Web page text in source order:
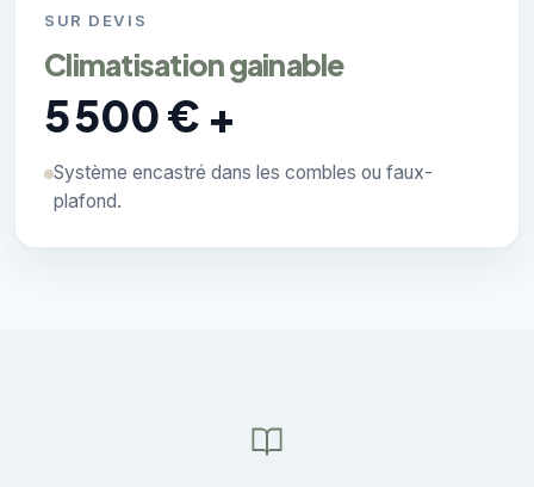
SUR DEVIS
Climatisation gainable
5 500 € +
Système encastré dans les combles ou faux-
plafond.